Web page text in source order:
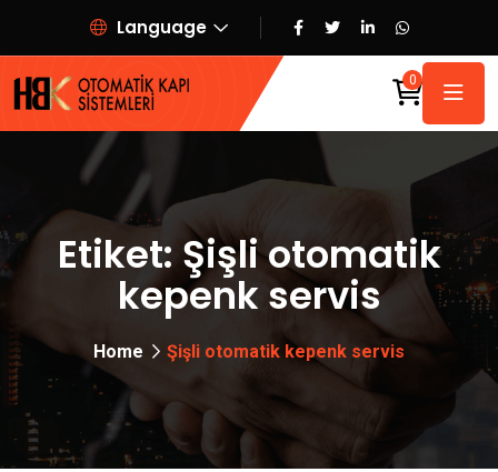
Language
0
Etiket:Şişli otomatik
kepenk servis
Home Şişli otomatik kepenk servis